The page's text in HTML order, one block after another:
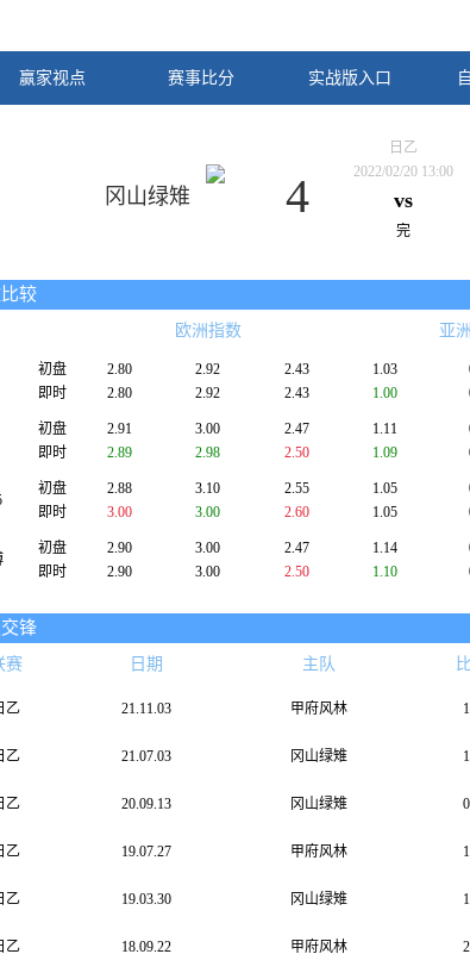
赢家视点 赛事比分 实战版入口
日乙
2022/02/20 13:00
vs
完
4
冈山绿雉
较
欧洲指数 亚
初盘
即时
2.80 2.92
2.43
2.80
2.92 2.43
1.03
1.00
初盘
即时
2.91 3.00
2.47
2.89
2.98 2.50
1.11
1.09
初盘
即时
2.88 3.10
2.55
3.00
3.00 2.60
1.05
1.05
初盘
即时
2.90 3.00
2.47
2.90
3.00 2.50
1.14
1.10
锋
赛 日期 主队
乙 21.11.03 甲府风林
乙 21.07.03 冈山绿雉
乙 20.09.13 冈山绿雉
乙 19.07.27 甲府风林
乙 19.03.30 冈山绿雉
乙 18.09.22 甲府风林